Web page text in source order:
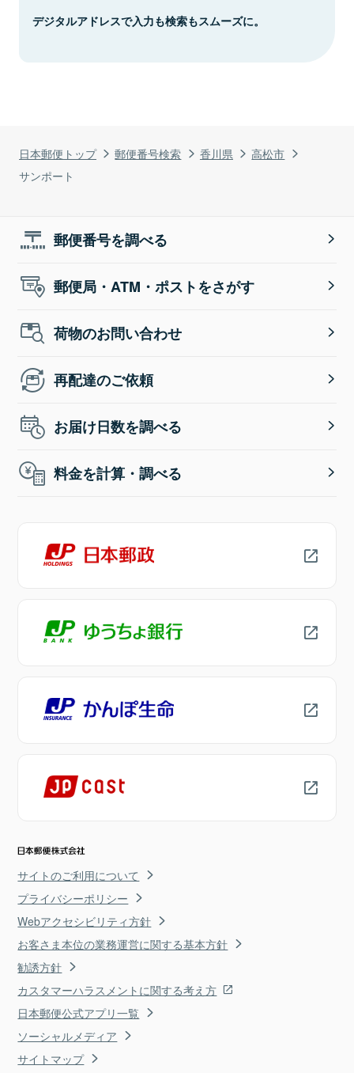
日本郵便トップ 郵便番号検索 香川県
高松市
サンポート
デジタルアドレスで入力も検索もスムーズに。
郵便番号を調べる
郵便局・ATM・ポストをさがす
荷物のお問い合わせ
再配達のご依頼
お届け日数を調べる
料金を計算・調べる
サイトのご利用について
プライバシーポリシー
Webアクセシビリティ方針
お客さま本位の業務運営に関する基本方針
勧誘方針
カスタマーハラスメントに関する考え方
日本郵便公式アプリ一覧
ソーシャルメディア
サイトマップ